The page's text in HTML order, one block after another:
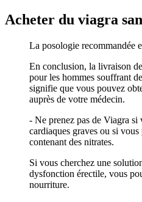
Acheter du viagra
La posologie recommandée
En conclusion, la livraison
pour les hommes souffrant
signifie que vous pouvez
auprès de votre médecin.
- Ne prenez pas de Viagra si
cardiaques graves ou si
contenant des nitrates.
Si vous cherchez une
dysfonction érectile, vous
nourriture.